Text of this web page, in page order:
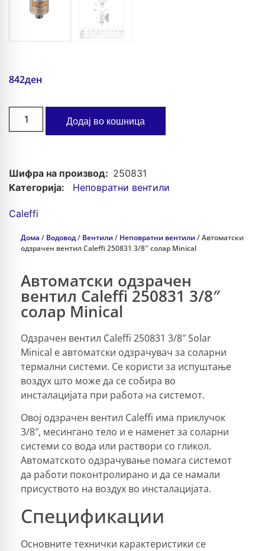
842ден
Додај во кошница
Шифра на производ: 250831
Категорија:
Неповратни вентили
Caleffi
Дома / Водовод/ Вентили/ Неповратни вентили/ Автоматски
одзрачен вентил Caleffi 250831 3/8″ солар Minical
Автоматски одзрачен
вентил Caleffi 250831 3/8″
солар Minical
Одзрачен вентил Caleffi 250831 3/8″ Solar
Minical е автоматски одзрачувач за соларни
термални системи. Се користи за испуштање
воздух што може да се собира во
инсталацијата при работа на системот.
Овој одзрачен вентил Caleffi има приклучок
3/8″, месингано тело и е наменет за соларни
системи со вода или раствори со гликол.
Автоматското одзрачување помага системот
да работи поконтролирано и да се намали
присуството на воздух во инсталацијата.
Спецификации
Основните технички карактеристики се